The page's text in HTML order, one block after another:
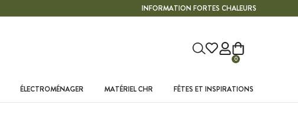
INFORMATION FORTES CHALEURS
0
ÉLECTROMÉNAGER MATÉRIEL CHR FÊTES ET INSPIRATIONS